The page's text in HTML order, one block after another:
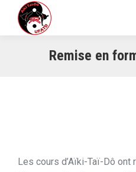
Remise en
Les cours d’Aïki-Taï-Dô ont